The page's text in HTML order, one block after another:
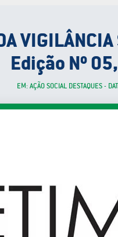
Edição Nº
EM: AÇÃO SOCIAL DESTAQUES -